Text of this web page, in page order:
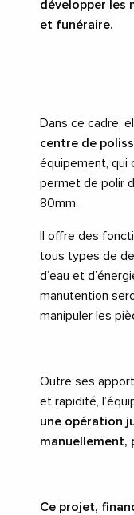
développer les
et funéraire.
Dans ce cadre,
centre de
équipement, qui
permet de polir
80mm.
Il offre des
tous types de
d’eau et
manutention
manipuler les
Outre ses
et rapidité,
une opération
manuellement,
Ce projet,